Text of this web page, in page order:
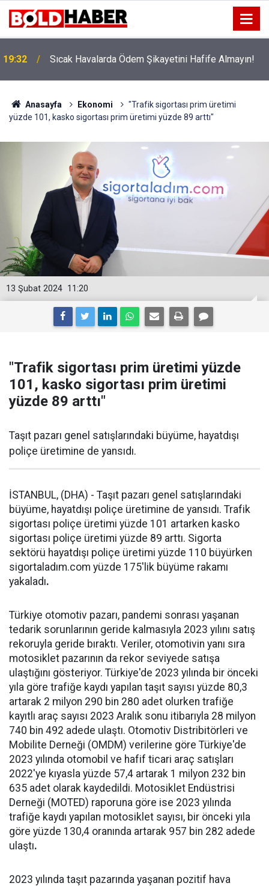
19:32 Sıcak Havalarda Ödem Şikayetini Hafife Almayın!
Anasayfa Ekonomi
"Trafik sigortası prim üretimi
yüzde 101, kasko sigortası prim üretimi yüzde 89 arttı"
11:20
13 Şubat 2024
"Trafik sigortası prim üretimi yüzde
101, kasko sigortası prim üretimi
yüzde 89 arttı"
Taşıt pazarı genel satışlarındaki büyüme, hayatdışı
poliçe üretimine de yansıdı.
İSTANBUL, (DHA) - Taşıt pazarı genel satışlarındaki
büyüme, hayatdışı poliçe üretimine de yansıdı. Trafik
sigortası poliçe üretimi yüzde 101 artarken kasko
sigortası poliçe üretimi yüzde 89 arttı. Sigorta
sektörü hayatdışı poliçe üretimi yüzde 110 büyürken
sigortaladım.com yüzde 175'lik büyüme rakamı
yakaladı.
Türkiye otomotiv pazarı, pandemi sonrası yaşanan
tedarik sorunlarının geride kalmasıyla 2023 yılını satış
rekoruyla geride bıraktı. Veriler, otomotivin yanı sıra
motosiklet pazarının da rekor seviyede satışa
ulaştığını gösteriyor. Türkiye'de 2023 yılında bir önceki
yıla göre trafiğe kaydı yapılan taşıt sayısı yüzde 80,3
artarak 2 milyon 290 bin 280 adet olurken trafiğe
kayıtlı araç sayısı 2023 Aralık sonu itibarıyla 28 milyon
740 bin 492 adede ulaştı. Otomotiv Distribitörleri ve
Mobilite Derneği (OMDM) verilerine göre Türkiye'de
2023 yılında otomobil ve hafif ticari araç satışları
2022'ye kıyasla yüzde 57,4 artarak 1 milyon 232 bin
635 adet olarak kaydedildi. Motosiklet Endüstrisi
Derneği (MOTED) raporuna göre ise 2023 yılında
trafiğe kaydı yapılan motosiklet sayısı, bir önceki yıla
göre yüzde 130,4 oranında artarak 957 bin 282 adede
ulaştı.
2023 yılında taşıt pazarında yaşanan pozitif hava